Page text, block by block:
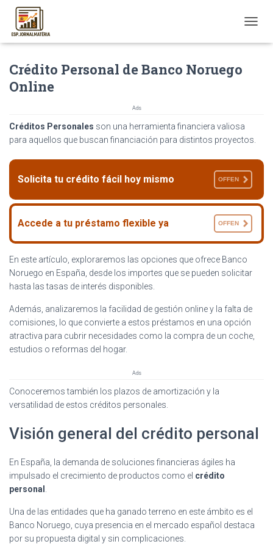
O
A
T
N
Crédito Personal de Banco Noruego
Online
Ads
Créditos Personales son una herramienta financiera valiosa
para aquellos que buscan financiación para distintos proyectos.
Solicita tu crédito fácil hoy mismo OFFEN
Accede a tu préstamo flexible ya OFFEN
En este artículo, exploraremos las opciones que ofrece Banco
Noruego en España, desde los importes que se pueden solicitar
hasta las tasas de interés disponibles.
Además, analizaremos la facilidad de gestión online y la falta de
comisiones, lo que convierte a estos préstamos en una opción
atractiva para cubrir necesidades como la compra de un coche,
estudios o reformas del hogar.
Ads
Conoceremos también los plazos de amortización y la
versatilidad de estos créditos personales.
Visión general del crédito personal
En España, la demanda de soluciones financieras ágiles ha
impulsado el crecimiento de productos como el crédito
personal
Una de las entidades que ha ganado terreno en este ámbito es el
Banco Noruego, cuya presencia en el mercado español destaca
por su propuesta digital y sin complicaciones.